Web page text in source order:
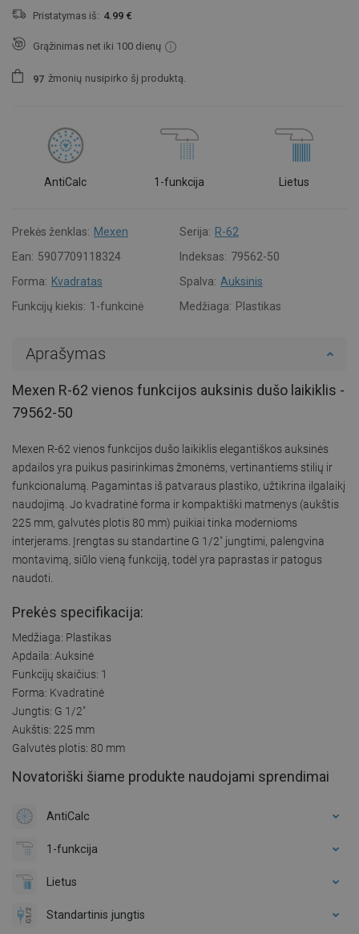
Pristatymas iš: 4.99 €
Grąžinimas net iki 100 dienų
97 žmonių nusipirko šį produktą.
AntiCalc 1-funkcija Lietus
Prekės ženklas: Mexen Serija: R-62
Ean: 5907709118324 Indeksas: 79562-50
Forma: Kvadratas Spalva: Auksinis
Funkcijų kiekis: 1-funkcinė Medžiaga: Plastikas
Aprašymas
Mexen R-62 vienos funkcijos auksinis dušo laikiklis -
79562-50
Mexen R-62 vienos funkcijos dušo laikiklis elegantiškos auksinės
apdailos yra puikus pasirinkimas žmonėms, vertinantiems stilių ir
funkcionalumą. Pagamintas iš patvaraus plastiko, užtikrina ilgalaikį
naudojimą. Jo kvadratinė forma ir kompaktiški matmenys (aukštis
225 mm, galvutės plotis 80 mm) puikiai tinka modernioms
interjerams. Įrengtas su standartine G 1/2" jungtimi, palengvina
montavimą, siūlo vieną funkciją, todėl yra paprastas ir patogus
naudoti.
Prekės specifikacija:
Medžiaga: Plastikas
Apdaila: Auksinė
Funkcijų skaičius: 1
Forma: Kvadratinė
Jungtis: G 1/2"
Aukštis: 225 mm
Galvutės plotis: 80 mm
Novatoriški šiame produkte naudojami sprendimai
AntiCalc
1-funkcija
Lietus
Standartinis jungtis